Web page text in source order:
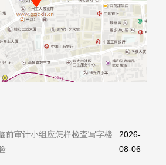
前审计小组应怎样检查写字楼
2026-
08-06